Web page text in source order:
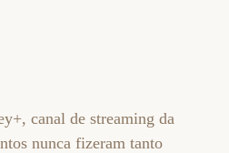
canal de streaming da
nunca fizeram tanto